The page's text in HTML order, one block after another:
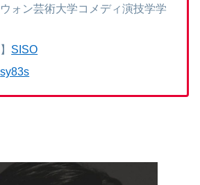
ウォン芸術大学コメディ演技学学
SISO
sy83s